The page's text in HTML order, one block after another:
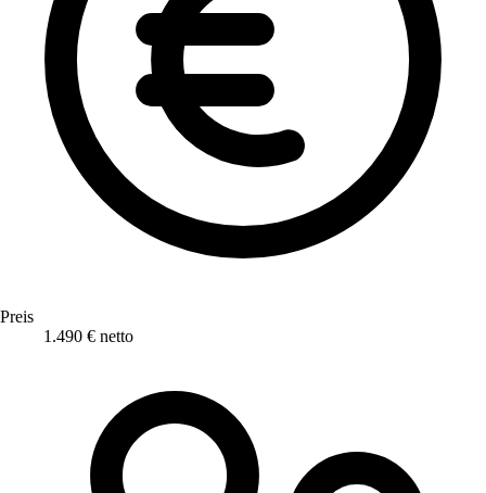
Preis
1.490 € netto